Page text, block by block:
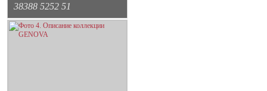
38388 5252 51